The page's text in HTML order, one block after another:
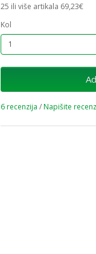
25 ili više artikala 69,23€
Kol
6 recenzija /Napišite